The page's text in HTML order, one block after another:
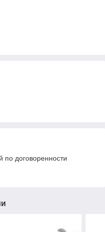
по договоренности